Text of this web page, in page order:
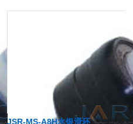
JSR-MS-A8H水银滑环